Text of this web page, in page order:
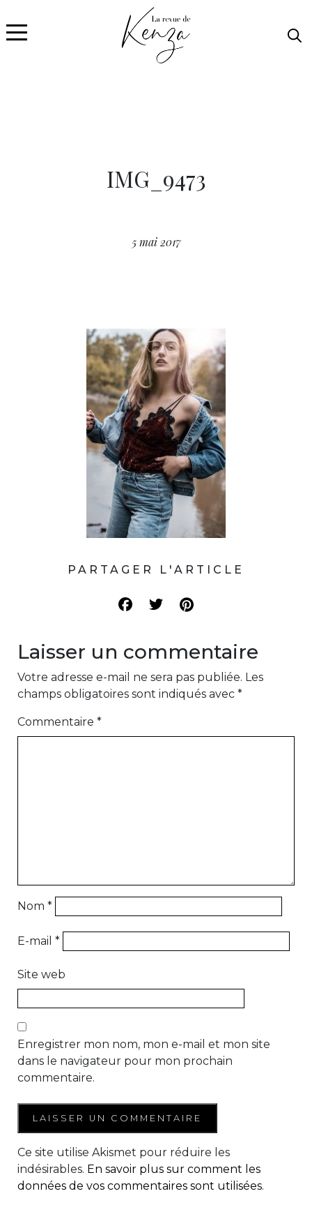
IMG_9473
5 mai 2017
PARTAGER L'ARTICLE
Laisser un commentaire
Votre adresse e-mail ne sera pas publiée. Les
champs obligatoires sont indiqués avec *
Commentaire *
Nom *
E-mail *
Site web
Enregistrer mon nom, mon e-mail et mon site
dans le navigateur pour mon prochain
commentaire.
Ce site utilise Akismet pour réduire les
indésirables. En savoir plus sur comment les
données de vos commentaires sont utilisées.